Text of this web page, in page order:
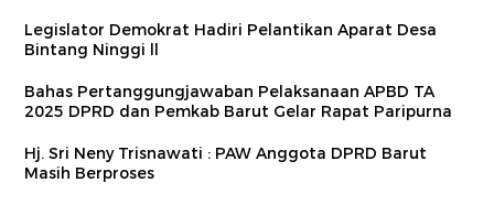
Legislator Demokrat Hadiri Pelantikan Aparat Desa
Bintang Ninggi ll
Bahas Pertanggungjawaban Pelaksanaan APBD TA
2025 DPRD dan Pemkab Barut Gelar Rapat Paripurna
Hj. Sri Neny Trisnawati : PAW Anggota DPRD Barut
Masih Berproses